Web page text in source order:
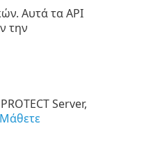
Αυτά τα API
την
Server,
Μάθετε